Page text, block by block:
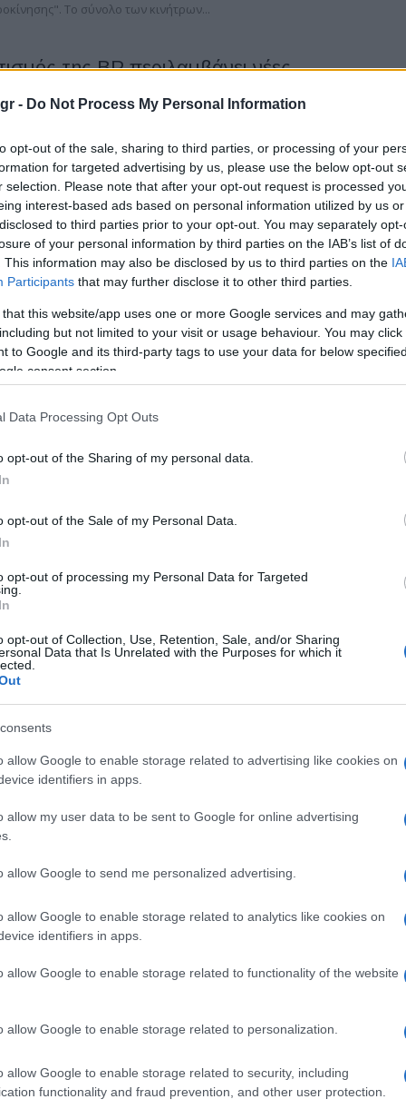
- Do Not Process My Personal Information
opt-out of the sale, sharing to third parties, or processing of your
for targeted advertising by us, please use the below opt-out
selection. Please note that after your opt-out request is processed
interest-based ads based on personal information utilized by us
to third parties prior to your opt-out. You may separately
of your personal information by third parties on the IAB’s list of
This information may also be disclosed by us to third parties on the
Participants that may further disclose it to other third parties.
that this website/app uses one or more Google services and may
but not limited to your visit or usage behaviour. You may
to Google and its third-party tags to use your data for below
consent section.
Data Processing Opt Outs
opt-out of the Sharing of my personal data.
opt-out of the Sale of my Personal Data.
opt-out of processing my Personal Data for Targeted
opt-out of Collection, Use, Retention, Sale, and/or Sharing
Data that Is Unrelated with the Purposes for which it
allow Google to enable storage related to advertising like cookies on
identifiers in apps.
allow my user data to be sent to Google for online advertising
allow Google to send me personalized advertising.
allow Google to enable storage related to analytics like cookies on
identifiers in apps.
allow Google to enable storage related to functionality of the website
allow Google to enable storage related to personalization.
allow Google to enable storage related to security, including
functionality and fraud prevention, and other user protection.
Το σύνολο των κινήτρων...
της BP περιλαμβάνει νέες
BP θέτοντας ένα φιλόδοξο πρόγραμμα στόχων για μηδενικές
παράλληλα να διαδραματίσει πολύ μεγαλύτερο
νέων λεωφορείων, κυρίαρχο το
που έδωσε στη δημοσιότητα η Ένωση Ευρωπαίων
(ACEA), οι τύποι καυσίμων των νέων λεωφορείων το
Λύσεις ηλεκτροκίνησης για τις
παρουσίασε στο Ζάππειο μια ολοκληρωμένη πρόταση
η Kia επενδύουν στρατηγικά στην
και η Kia Motors Corporation ανακοίνωσαν, στις 16
επένδυση ύψους 100 εκατ. ευρώ σε μια νέα
και τεχνητή νοημοσύνη στα
στη νέα εποχή στον παγκόσμιο χάρτη της ηλεκτροκίνητης
AG: πλήρως ουδέτερος άνθρακας έως
έως το 2039 σε κομβικές περιοχές. Καινούργια φορτηγά
το 3o τεύχος του FLEET BUSINESS